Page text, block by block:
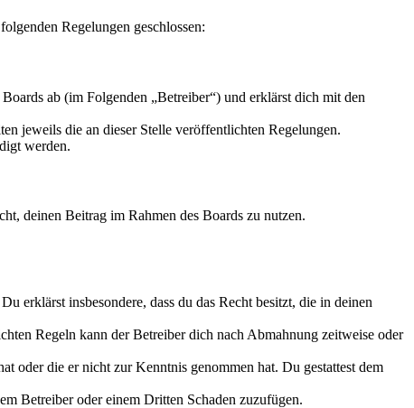
Regelungen geschlossen:
ab (im Folgenden „Betreiber“) und erklärst dich mit den
jeweils die an dieser Stelle veröffentlichten Regelungen.
werden.
deinen Beitrag im Rahmen des Boards zu nutzen.
erklärst insbesondere, dass du das Recht besitzt, die in deinen
Regeln kann der Betreiber dich nach Abmahnung zeitweise oder
oder die er nicht zur Kenntnis genommen hat. Du gestattest dem
Betreiber oder einem Dritten Schaden zuzufügen.